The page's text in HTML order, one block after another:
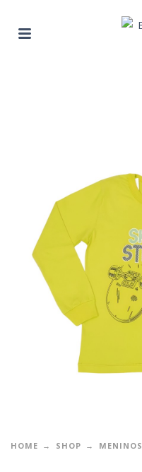
HOME SHOP MENINOS